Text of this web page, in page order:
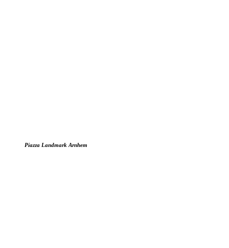
Piazza Landmark Arnhem